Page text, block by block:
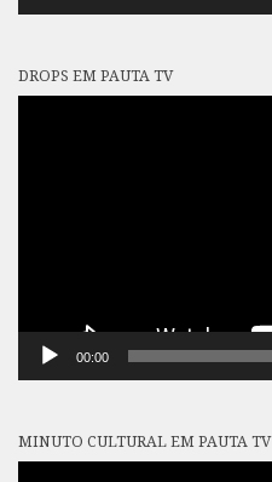
DROPS EM PAUTA TV
00:00
MINUTO CULTURAL EM PAUTA TV